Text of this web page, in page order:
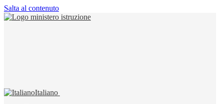
Salta al contenuto
Italiano